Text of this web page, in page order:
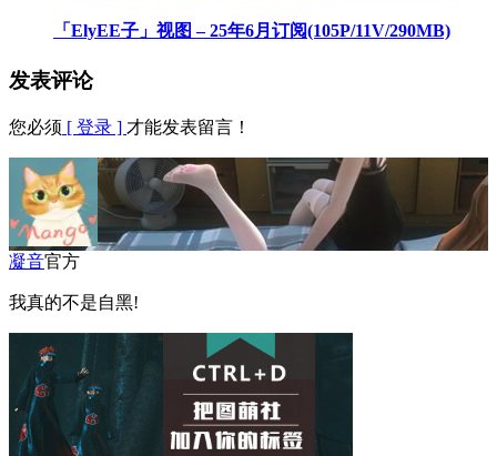
「ElyEE子」视图 – 25年6月订阅(105P/11V/290MB)
发表评论
您必须 [ 登录 ] 才能发表留言！
凝音官方
我真的不是自黑!